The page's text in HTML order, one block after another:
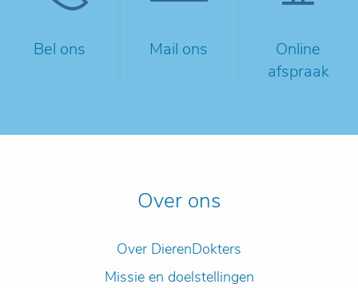
Bel ons Mail ons
Online
afspraak
Over ons
Over DierenDokters
Missie en doelstellingen